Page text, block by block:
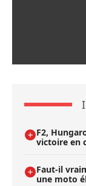
F2,
victoire en
Faut-il
une moto